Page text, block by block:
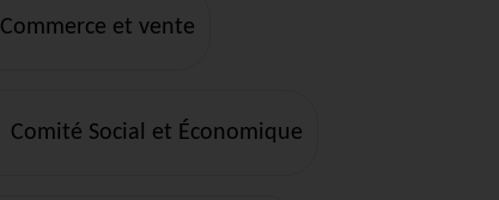
Commerce et vente
Comité Social et Économique